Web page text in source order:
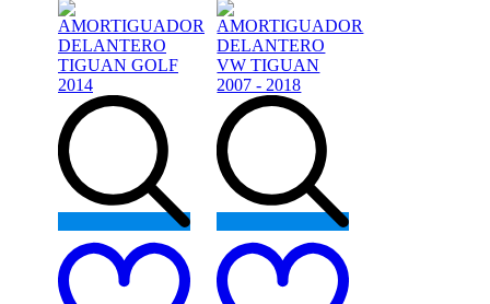
wishlist
wishlist